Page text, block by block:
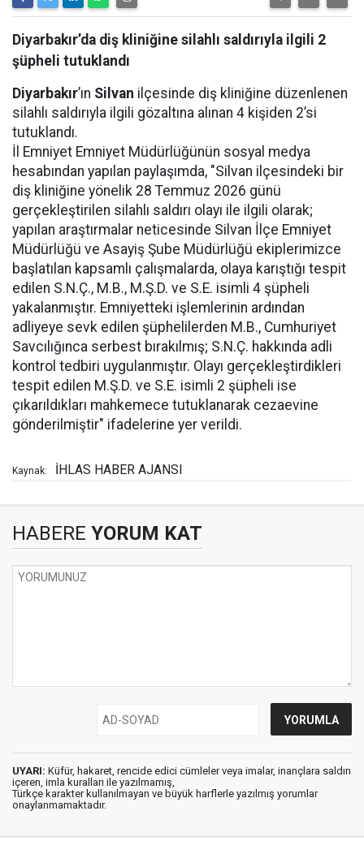
Diyarbakır’da diş kliniğine silahlı saldırıyla ilgili 2
şüpheli tutuklandı
Diyarbakır’ın Silvan ilçesinde diş kliniğine düzenlenen
silahlı saldırıyla ilgili gözaltına alınan 4 kişiden 2’si
tutuklandı.
İl Emniyet Emniyet Müdürlüğünün sosyal medya
hesabından yapılan paylaşımda, "Silvan ilçesindeki bir
diş kliniğine yönelik 28 Temmuz 2026 günü
gerçekleştirilen silahlı saldırı olayı ile ilgili olarak;
yapılan araştırmalar neticesinde Silvan İlçe Emniyet
Müdürlüğü ve Asayiş Şube Müdürlüğü ekiplerimizce
başlatılan kapsamlı çalışmalarda, olaya karıştığı tespit
edilen S.N.Ç., M.B., M.Ş.D. ve S.E. isimli 4 şüpheli
yakalanmıştır. Emniyetteki işlemlerinin ardından
adliyeye sevk edilen şüphelilerden M.B., Cumhuriyet
Savcılığınca serbest bırakılmış; S.N.Ç. hakkında adli
kontrol tedbiri uygulanmıştır. Olayı gerçekleştirdikleri
tespit edilen M.Ş.D. ve S.E. isimli 2 şüpheli ise
çıkarıldıkları mahkemece tutuklanarak cezaevine
gönderilmiştir" ifadelerine yer verildi.
Kaynak: İHLAS HABER AJANSI
HABERE YORUM KAT
UYARI: Küfür, hakaret, rencide edici cümleler veya imalar, inançlara saldırı
içeren, imla kuralları ile yazılmamış,
Türkçe karakter kullanılmayan ve büyük harflerle yazılmış yorumlar
onaylanmamaktadır.